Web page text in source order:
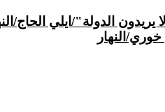
يريدون الدولة"/ايلي الحاج/
النهار